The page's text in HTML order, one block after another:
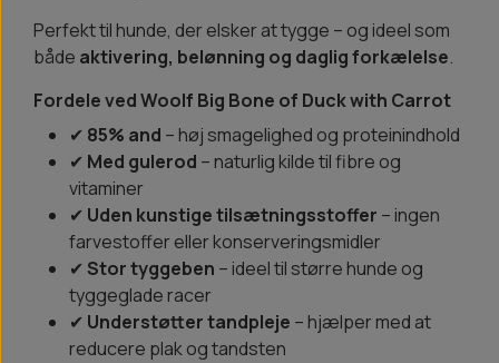
Perfekt til hunde, der elsker at tygge – og ideel som
både aktivering, belønning og daglig forkælelse.
Fordele ved Woolf Big Bone of Duck with Carrot
✔ 85% and – høj smagelighed og proteinindhold
✔ Med gulerod – naturlig kilde til fibre og
vitaminer
✔ Uden kunstige tilsætningsstoffer – ingen
farvestoffer eller konserveringsmidler
✔Stor tyggeben – ideel til større hunde og
tyggeglade racer
✔ Understøtter tandpleje – hjælper med at
reducere plak og tandsten